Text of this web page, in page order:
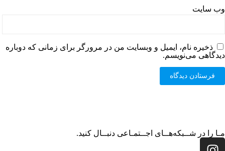
وب‌ سایت
ذخیره نام، ایمیل و وبسایت من در مرورگر برای زمانی که دوباره
دیدگاهی می‌نویسم.
مـا را در شــبکه‌هــای اجــتمـاعی دنبــال کنید.